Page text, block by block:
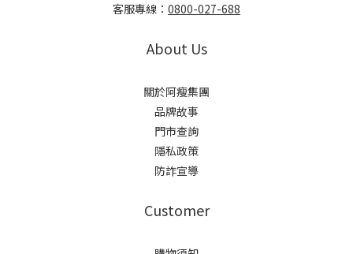
客服專線： 0800-027-688
About Us
關於阿瘦集團
品牌故事
門市查詢
隱私政策
防詐宣導
Customer